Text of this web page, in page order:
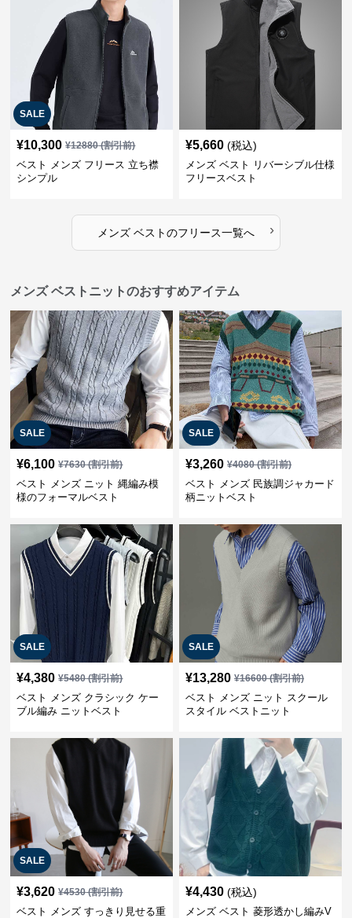
SALE
¥10,300 ¥12880(割引前)
ベスト メンズ フリース 立ち襟
シンプル
¥5,660 (税込)
メンズ ベスト リバーシブル仕様
フリースベスト
メンズ ベストのフリース一覧へ ›
メンズ ベストニットのおすすめアイテム
SALE
¥6,100 ¥7630(割引前)
ベスト メンズ ニット 縄編み模
様のフォーマルベスト
SALE
¥3,260 ¥4080(割引前)
ベスト メンズ 民族調ジャカード
柄ニットベスト
SALE
¥4,380 ¥5480(割引前)
ベスト メンズ クラシック ケー
ブル編み ニットベスト
SALE
¥13,280 ¥16600(割引前)
ベスト メンズ ニット スクール
スタイル ベストニット
SALE
¥3,620 ¥4530(割引前)
ベスト メンズ すっきり見せる重
¥4,430 (税込)
メンズ ベスト 菱形透かし編みV